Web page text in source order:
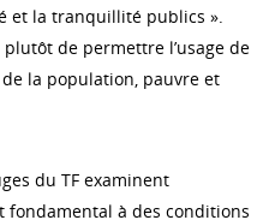
et la tranquillité publics ».
de permettre l’usage de
de la population, pauvre et
du TF examinent
à des conditions